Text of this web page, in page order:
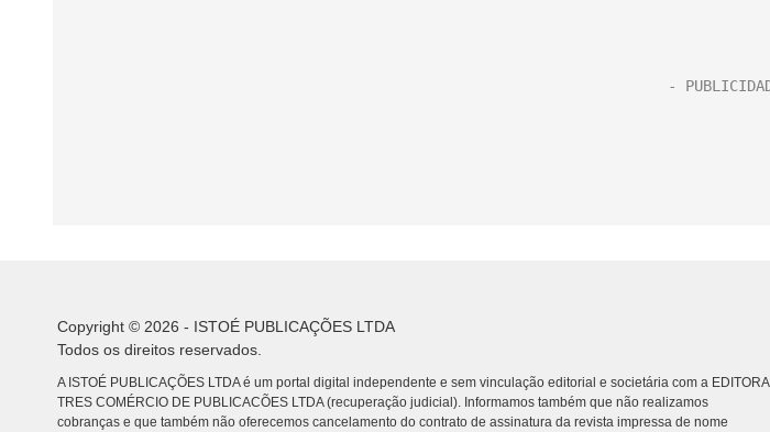
Copyright © 2026 - ISTOÉ PUBLICAÇÕES LTDA
Todos os direitos reservados.
A ISTOÉ PUBLICAÇÕES LTDA é um portal digital independente e sem vinculação editorial e societária com a EDITORA
TRES COMÉRCIO DE PUBLICACÕES LTDA (recuperação judicial). Informamos também que não realizamos
cobranças e que também não oferecemos cancelamento do contrato de assinatura da revista impressa de nome